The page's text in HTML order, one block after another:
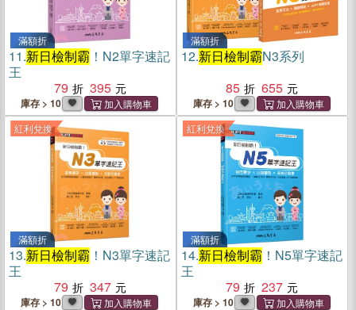
滿額折
11.新日檢制霸 ！N2單字速記
王
79
395
庫存 > 10
滿額折
12.新日檢制霸N3系列
85
655
庫存 > 10
紅利兌換
滿額折
13.新日檢制霸 ！N3單字速記
王
79
347
庫存 > 10
紅利兌換
滿額折
14.新日檢制霸 ！N5單字速記
王
79
237
庫存 > 10